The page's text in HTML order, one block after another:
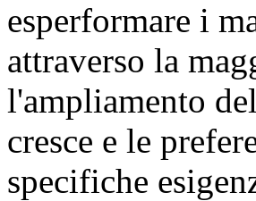
esperformare i
attraverso la
l'ampliamento
cresce e le
specifiche